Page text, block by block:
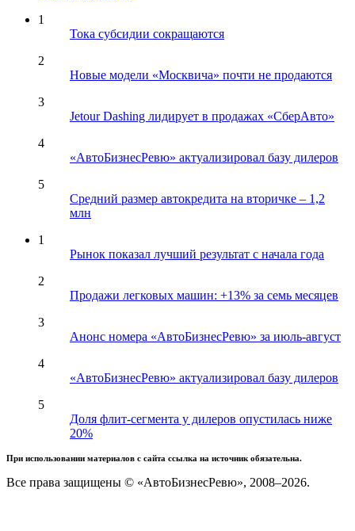
1
Тока субсидии сокращаются
2
Новые модели «Москвича» почти не продаются
3
Jetour Dashing лидирует в продажах «СберАвто»
4
«АвтоБизнесРевю» актуализировал базу дилеров
5
Средний размер автокредита на вторичке – 1,2
млн
1
Рынок показал лучший результат с начала года
2
Продажи легковых машин: +13% за семь месяцев
3
Анонс номера «АвтоБизнесРевю» за июль-август
4
«АвтоБизнесРевю» актуализировал базу дилеров
5
Доля флит-сегмента у дилеров опустилась ниже
20%
При использовании материалов с сайта ссылка на источник обязательна.
Все права защищены © «АвтоБизнесРевю», 2008–2026.